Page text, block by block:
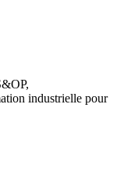
industrielle pour